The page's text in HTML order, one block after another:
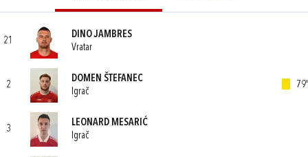
21
DINO JAMBRES
Vratar
2
DOMEN ŠTEFANEC
Igrač
79'
3
LEONARD MESARIĆ
Igrač